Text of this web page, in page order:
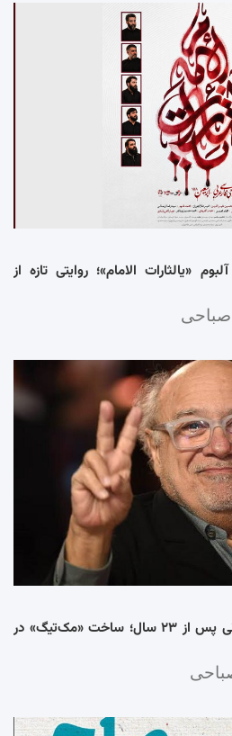
«یالثارات الامام»؛ روایتی تازه از
صباحی
بازگشت دنی دویتو به کارگردانی پس از ۲۳ سال؛ ساخت «مک‌تیگ» در